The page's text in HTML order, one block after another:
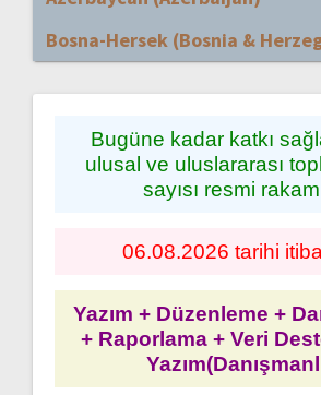
Bosna-Hersek (Bosnia &
Bugüne kadar katkı
ulusal ve uluslararası
sayısı resmi
06.08.2026 tarihi
Yazım + Düzenleme +
+ Raporlama + Veri